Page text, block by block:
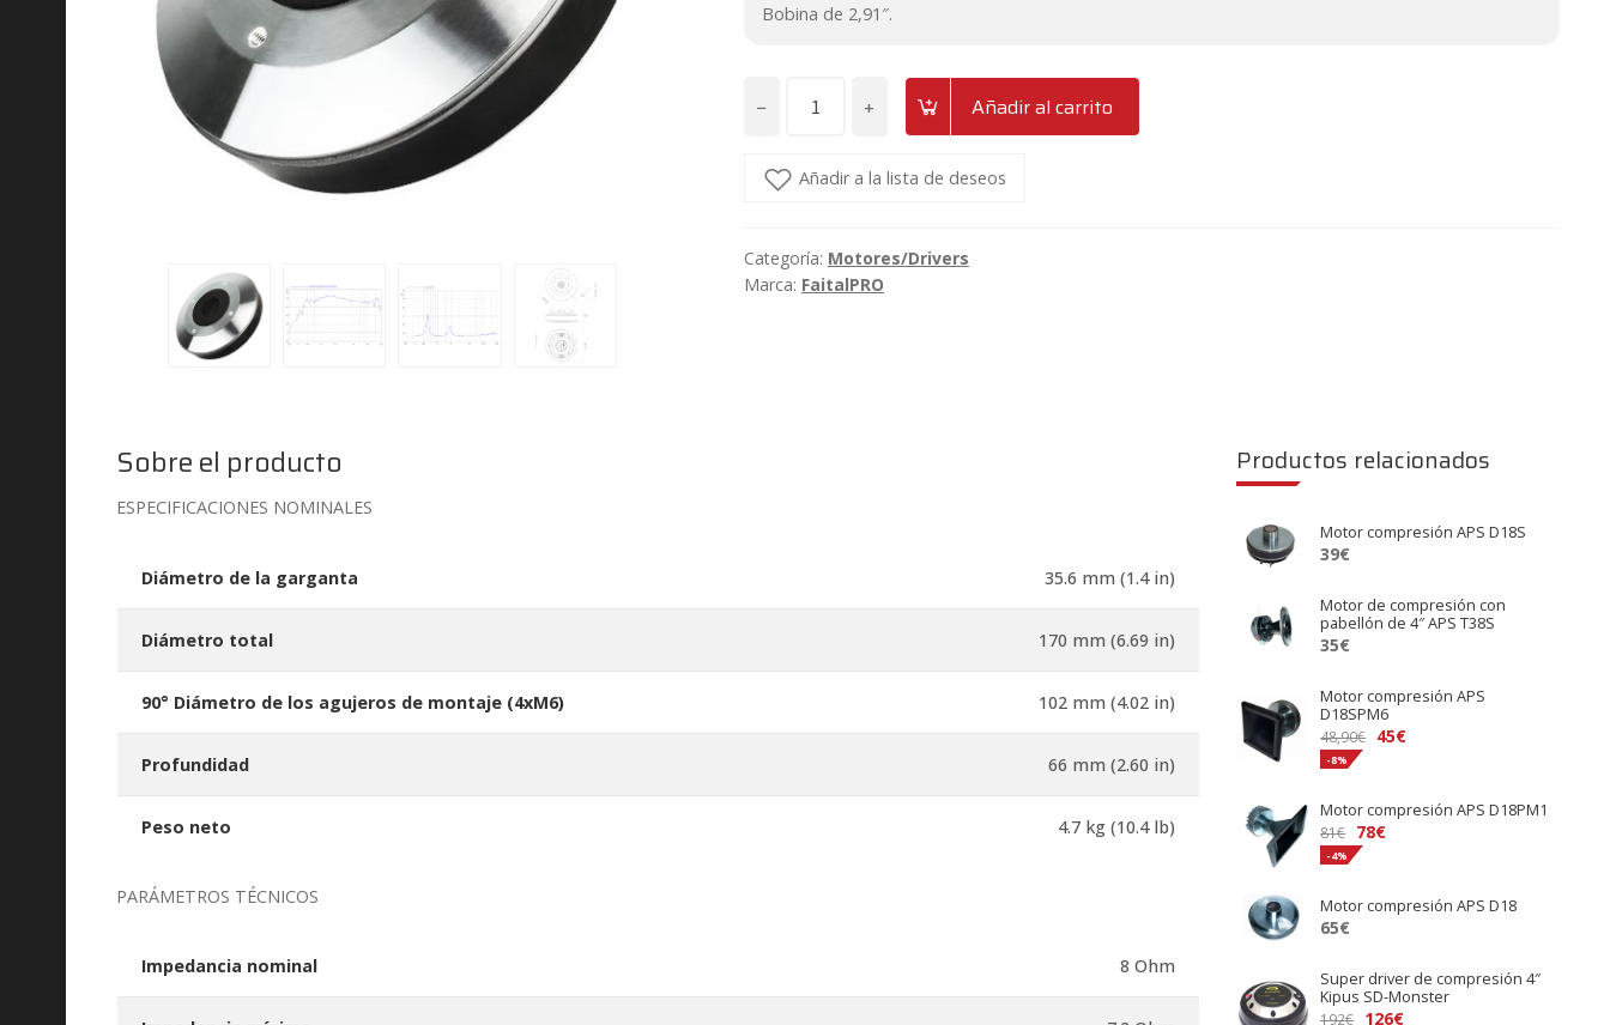
Bobina de 2,91″.
−
compresión
FaitalPRO
HF141
+ Añadir al carrito
Añadir a la lista de deseos
Categoría: Motores/Drivers
Marca: FaitalPRO
Sobre el producto
ESPECIFICACIONES NOMINALES
Diámetro de la garganta 35.6 mm (1.4 in)
Diámetro total 170 mm (6.69 in)
90° Diámetro de los agujeros de montaje (4xM6) 102 mm (4.02 in)
Profundidad 66 mm (2.60 in)
Peso neto 4.7 kg (10.4 lb)
PARÁMETROS TÉCNICOS
Impedancia nominal 8 Ohm
Productos relacionados
Motor compresión APS D18S
39€
Motor de compresión con
pabellón de 4″ APS T38S
35€
Motor compresión APS
D18SPM6
48,90€
El
era:
48,90€.
45€El
es:
-8%
Motor compresión APS D18PM1
81€
El
precio
era:
78€El
es:
-4%
Motor compresión APS D18
65€
Super driver de compresión 4″
Kipus SD-Monster
192€
El
126€El